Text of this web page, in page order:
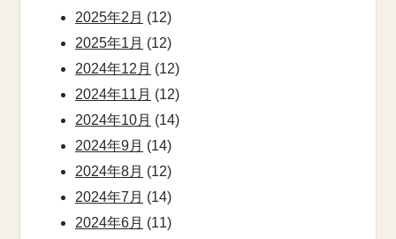
2025年2月 (12)
2025年1月 (12)
2024年12月 (12)
2024年11月 (12)
2024年10月 (14)
2024年9月 (14)
2024年8月 (12)
2024年7月 (14)
2024年6月 (11)